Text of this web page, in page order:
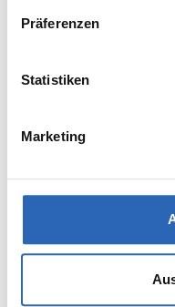
Präferenzen
Statistiken
Marketing
BMW